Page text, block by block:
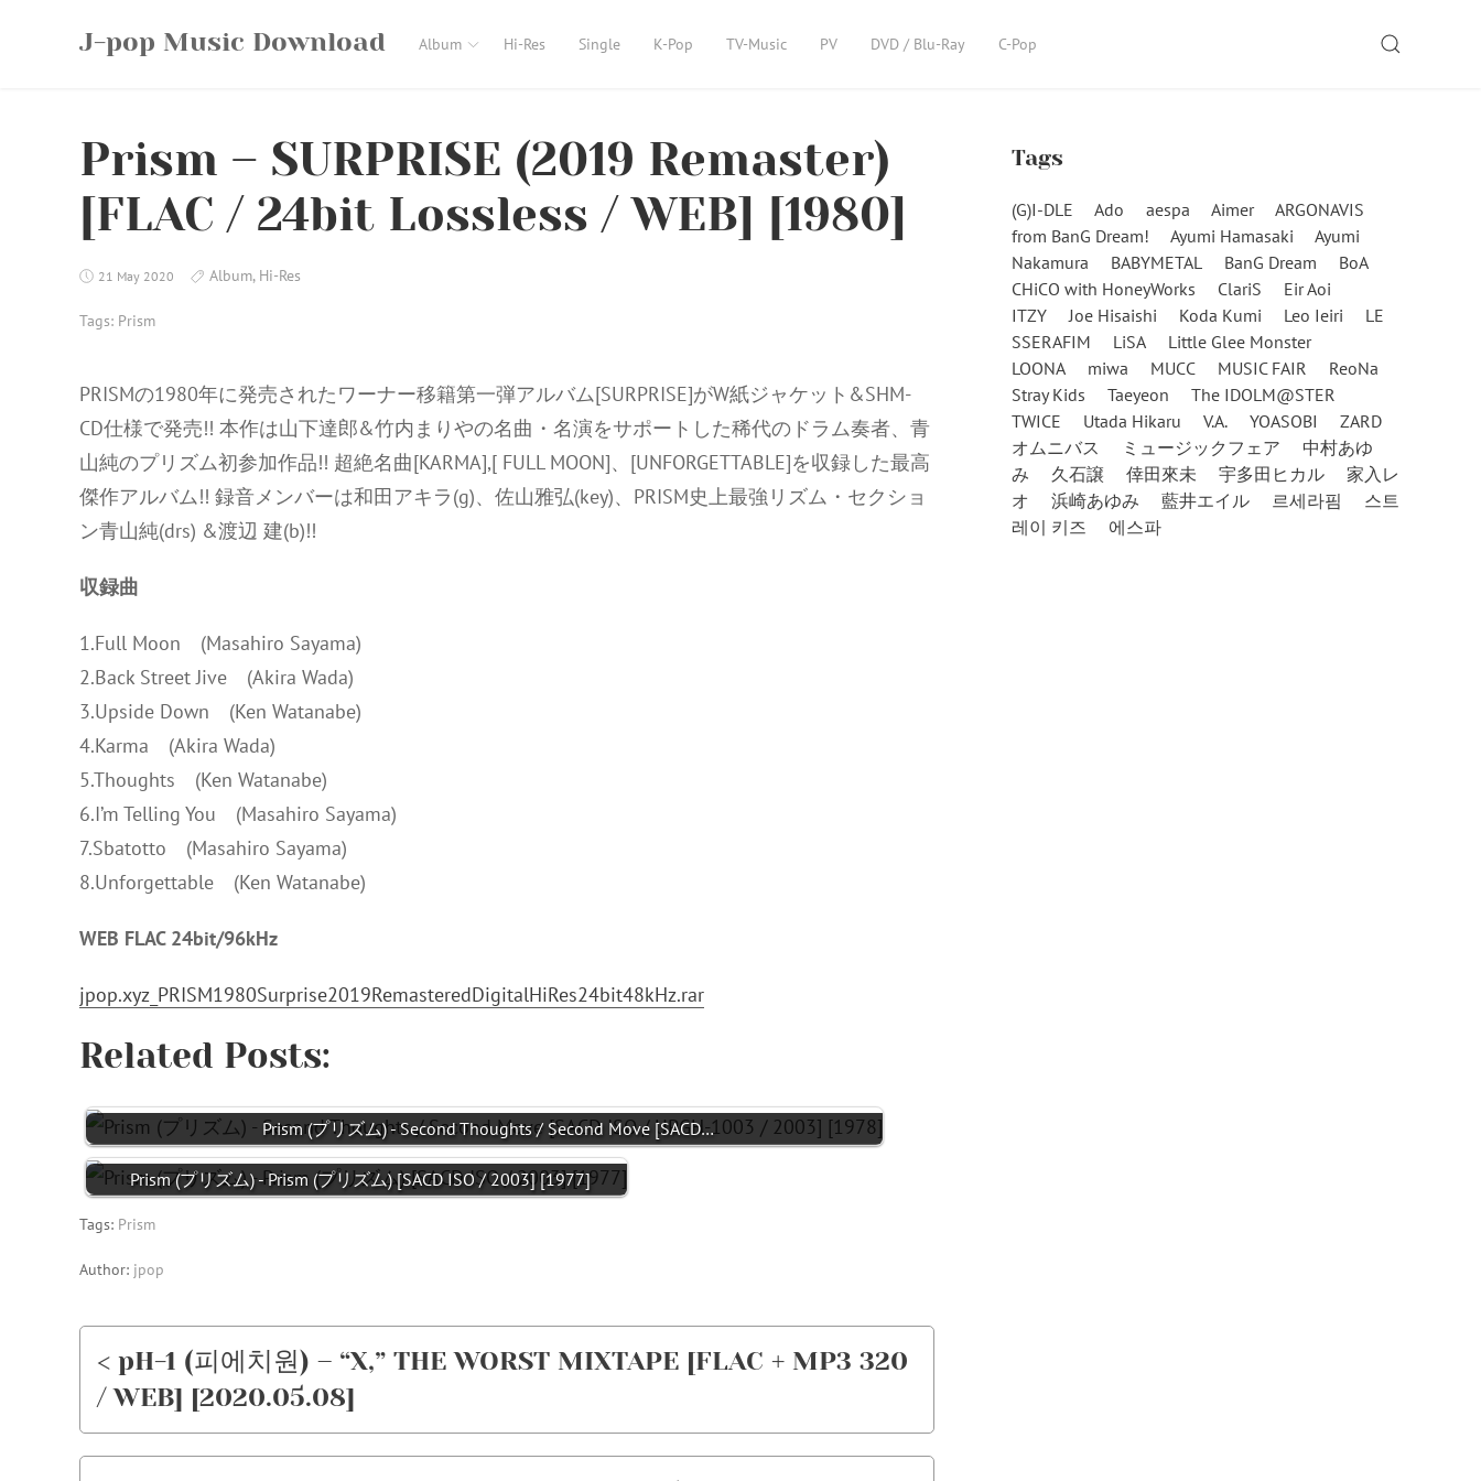
J-pop Music Download Album Hi-Res Single K-Pop TV-Music PV DVD / Blu-Ray C-Pop SEARCH
Prism – SURPRISE (2019 Remaster)
[FLAC / 24bit Lossless / WEB] [1980]
21 May 2020 Album, Hi-Res
Tags: Prism
PRISMの1980年に発売されたワーナー移籍第一弾アルバム[SURPRISE]がW紙ジャケット&SHM-
CD仕様で発売!! 本作は山下達郎&竹内まりやの名曲・名演をサポートした稀代のドラム奏者、青
山純のプリズム初参加作品!! 超絶名曲[KARMA],[ FULL MOON]、[UNFORGETTABLE]を収録した最高
傑作アルバム!! 録音メンバーは和田アキラ(g)、佐山雅弘(key)、PRISM史上最強リズム・セクショ
ン青山純(drs) &渡辺 建(b)!!
収録曲
1.Full Moon (Masahiro Sayama)
2.Back Street Jive (Akira Wada)
3.Upside Down (Ken Watanabe)
4.Karma (Akira Wada)
5.Thoughts (Ken Watanabe)
6.I’m Telling You (Masahiro Sayama)
7.Sbatotto (Masahiro Sayama)
8.Unforgettable (Ken Watanabe)
WEB FLAC 24bit/96kHz
jpop.xyz_PRISM1980Surprise2019RemasteredDigitalHiRes24bit48kHz.rar
Related Posts:
Prism (プリズム) - Second Thoughts / Second Move [SACD…
Prism (プリズム) - Prism (プリズム) [SACD ISO / 2003] [1977]
Tags: Prism
Author: jpop
< pH-1 (피에치원) – “X,” THE WORST MIXTAPE [FLAC + MP3 320
/ WEB] [2020.05.08]
Tags
(G)I-DLE Ado aespa Aimer
ARGONAVIS
from BanG Dream!
Ayumi Hamasaki
Ayumi
Nakamura
BABYMETAL BanG Dream
BoA
CHiCO with HoneyWorks
ClariS
Eir Aoi
ITZY
Joe Hisaishi Koda Kumi Leo Ieiri
LE
SSERAFIM
LiSA
Little Glee Monster
LOONA
miwa MUCC MUSIC FAIR
ReoNa
Stray Kids
Taeyeon
The IDOLM@STER
TWICE
Utada Hikaru V.A. YOASOBI
ZARD
オムニバス
ミュージックフェア
中村あゆ
み
久石譲 倖田來未 宇多田ヒカル
家入レ
オ
浜崎あゆみ 藍井エイル 르세라핌
스트
레이 키즈
에스파